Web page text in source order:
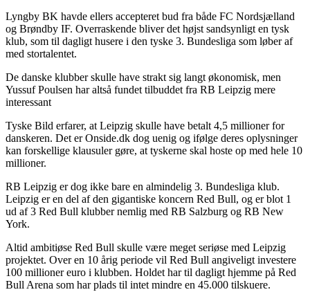
Lyngby BK havde ellers accepteret bud fra både FC Nordsjælland
og Brøndby IF. Overraskende bliver det højst sandsynligt en tysk
klub, som til dagligt husere i den tyske 3. Bundesliga som løber af
med stortalentet.
De danske klubber skulle have strakt sig langt økonomisk, men
Yussuf Poulsen har altså fundet tilbuddet fra RB Leipzig mere
interessant
Tyske Bild erfarer, at Leipzig skulle have betalt 4,5 millioner for
danskeren. Det er Onside.dk dog uenig og ifølge deres oplysninger
kan forskellige klausuler gøre, at tyskerne skal hoste op med hele 10
millioner.
RB Leipzig er dog ikke bare en almindelig 3. Bundesliga klub.
Leipzig er en del af den gigantiske koncern Red Bull, og er blot 1
ud af 3 Red Bull klubber nemlig med RB Salzburg og RB New
York.
Altid ambitiøse Red Bull skulle være meget seriøse med Leipzig
projektet. Over en 10 årig periode vil Red Bull angiveligt investere
100 millioner euro i klubben. Holdet har til dagligt hjemme på Red
Bull Arena som har plads til intet mindre en 45.000 tilskuere.